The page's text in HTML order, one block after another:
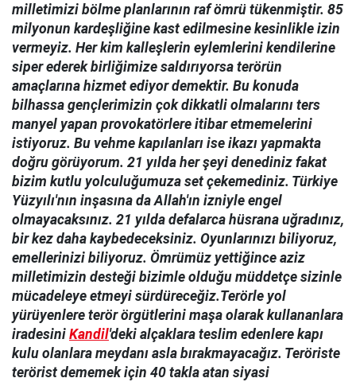
milletimizi bölme planlarının raf ömrü tükenmiştir. 85
milyonun kardeşliğine kast edilmesine kesinlikle izin
vermeyiz. Her kim kalleşlerin eylemlerini kendilerine
siper ederek birliğimize saldırıyorsa terörün
amaçlarına hizmet ediyor demektir. Bu konuda
bilhassa gençlerimizin çok dikkatli olmalarını ters
manyel yapan provokatörlere itibar etmemelerini
istiyoruz. Bu vehme kapılanları ise ikazı yapmakta
doğru görüyorum. 21 yılda her şeyi denediniz fakat
bizim kutlu yolculuğumuza set çekemediniz. Türkiye
Yüzyılı'nın inşasına da Allah'ın izniyle engel
olmayacaksınız. 21 yılda defalarca hüsrana uğradınız,
bir kez daha kaybedeceksiniz. Oyunlarınızı biliyoruz,
emellerinizi biliyoruz. Ömrümüz yettiğince aziz
milletimizin desteği bizimle olduğu müddetçe sizinle
mücadeleye etmeyi sürdüreceğiz.Terörle yol
yürüyenlere terör örgütlerini maşa olarak kullananlara
iradesini Kandil'deki alçaklara teslim edenlere kapı
kulu olanlara meydanı asla bırakmayacağız. Teröriste
terörist dememek için 40 takla atan siyasi